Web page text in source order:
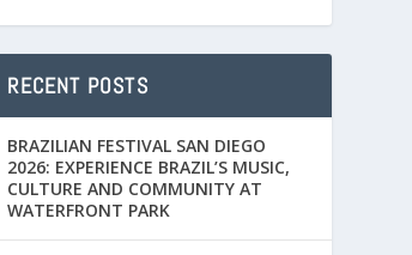
RECENT POSTS
BRAZILIAN FESTIVAL SAN DIEGO
2026: EXPERIENCE BRAZIL’S MUSIC,
CULTURE AND COMMUNITY AT
WATERFRONT PARK